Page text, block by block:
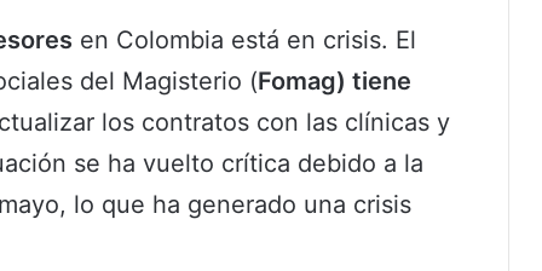
en Colombia está en crisis. El
del Magisterio (Fomag) tiene
los contratos con las clínicas y
se ha vuelto crítica debido a la
lo que ha generado una crisis